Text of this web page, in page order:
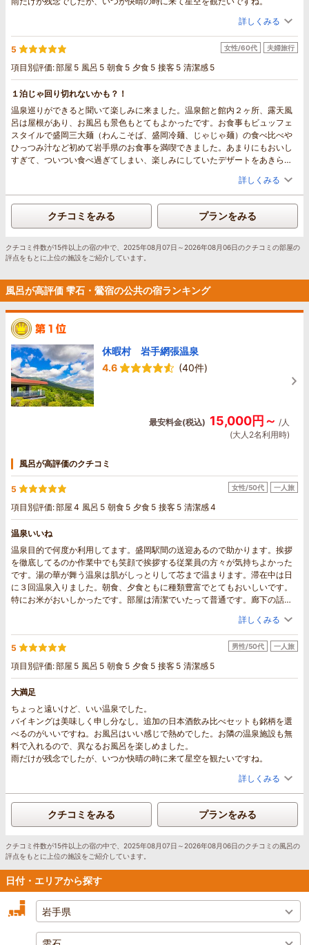
詳しくみる
5
項目別評価:部屋 5 風呂 5 朝食 5 夕食 5 接客 5 清潔感 5
女性/60代 夫婦旅行
１泊じゃ回り切れないかも？！
温泉巡りができると聞いて楽しみに来ました。温泉館と館内２ヶ所、露天風
呂は屋根があり、お風呂も景色もとてもよかったです。お食事もビュッフェ
スタイルで盛岡三大麺（わんこそば、盛岡冷麺、じゃじゃ麺）の食べ比べや
ひっつみ汁など初めて岩手県のお食事を満喫できました。あまりにもおいし
すぎて、ついつい食べ過ぎてしまい、楽しみにしていたデザートをあきらめ
した。私も、天空のリフトに乗って散策と今回行けなかった残り２か所の温
泉巡りをしにまた行きたいと思います。
詳しくみる
クチコミをみる プランをみる
クチコミ件数が15件以上の宿の中で、2025年08月07日～2026年08月06日のクチコミの部屋の
評点をもとに上位の施設をご紹介しています。
風呂が高評価 雫石・鶯宿の公共の宿ランキング
休暇村 岩手網張温泉
4.6
(40件)
最安料金(税込) 15,000円～ /人
(大人2名利用時)
風呂が高評価のクチコミ
5
項目別評価:部屋 4 風呂 5 朝食 5 夕食 5 接客 5 清潔感4
女性/50代 一人旅
温泉いいね
温泉目的で何度か利用してます。盛岡駅間の送迎あるので助かります。挨拶
を徹底してるのか作業中でも笑顔で挨拶する従業員の方々が気持ちよかった
です。湯の華が舞う温泉は肌がしっとりして芯まで温まります。滞在中は日
に３回温泉入りました。朝食、夕食ともに種類豊富でとてもおいしいです。
特にお米がおいしかったです。部屋は清潔でいたって普通です。廊下の話し
過ごすには最高で何度も利用したくなります。ありがとうございました。
詳しくみる
5
項目別評価:部屋 5 風呂 5 朝食 5 夕食 5 接客 5 清潔感 5
男性/50代 一人旅
大満足
ちょっと遠いけど、いい温泉でした。
バイキングは美味しく申し分なし。追加の日本酒飲み比べセットも銘柄を選
べるのがいいですね。お風呂はいい感じで熱めでした。お隣の温泉施設も無
料で入れるので、異なるお風呂を楽しめました。
雨だけが残念でしたが、いつか快晴の時に来て星空を観たいですね。
詳しくみる
クチコミをみる プランをみる
クチコミ件数が15件以上の宿の中で、2025年08月07日～2026年08月06日のクチコミの風呂の
評点をもとに上位の施設をご紹介しています。
日付・エリアから探す